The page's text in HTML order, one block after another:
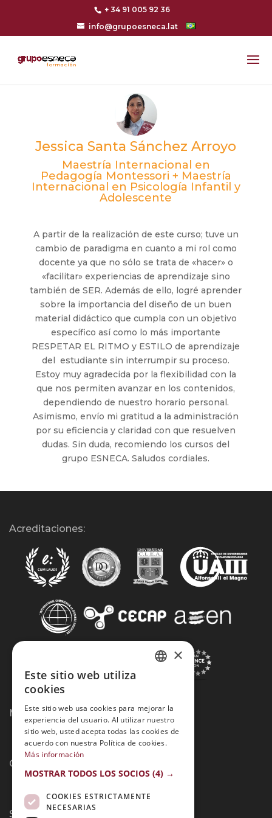
+ 34 91 005 92 36
info@grupoesneca.lat
Jessica Santa Sánchez Arroyo
Maestría Internacional en
Pedagogía Montessori + Maestría
Internacional en Psicología Infantil y
Adolescente
A partir de la realización de este curso; tuve un
cambio de paradigma en cuanto a mi rol como
docente ya que no sólo se trata de «hacer» o
«facilitar» experiencias de aprendizaje sino
también de SER. Además de ello, logré aprender
sobre la importancia del diseño de un buen
material didáctico que cumpla con un objetivo
específico así como lo más importante
RESPETAR EL RITMO y ESTILO de aprendizaje
del estudiante sin interrumpir su proceso.
Estoy muy agradecida por la flexibilidad con la
que nos permiten avanzar en los contenidos,
dependiendo de nuestro horario personal.
Asimismo, envío mi gratitud a la administración
por su eficiencia y claridad con que resuelven
dudas. Sin duda, recomiendo los cursos del
grupo ESNECA. Saludos cordiales.
Acreditaciones:
Métodos de Pago:
Contacto:
Síguenos:
×
Este sitio web utiliza
cookies
Este sitio web usa cookies para mejorar la
experiencia del usuario. Al utilizar nuestro
sitio web, usted acepta todas las cookies de
acuerdo con nuestra Política de cookies.
Más información
MOSTRAR TODOS LOS SOCIOS (4) →
COOKIES ESTRICTAMENTE
NECESARIAS